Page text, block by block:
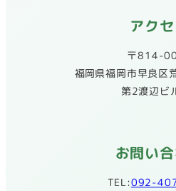
アク
〒814-
福岡県福岡市早良
第2渡辺ビ
お問い
TEL:092-